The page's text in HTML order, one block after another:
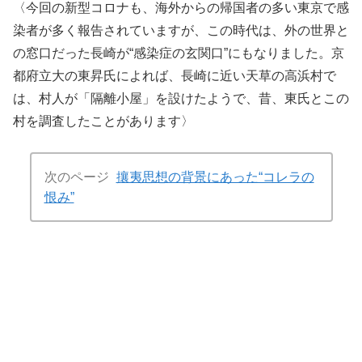
〈今回の新型コロナも、海外からの帰国者の多い東京で感
染者が多く報告されていますが、この時代は、外の世界と
の窓口だった長崎が“感染症の玄関口”にもなりました。京
都府立大の東昇氏によれば、長崎に近い天草の高浜村で
は、村人が「隔離小屋」を設けたようで、昔、東氏とこの
村を調査したことがあります〉
次のページ 攘夷思想の背景にあった“コレラの
恨み”